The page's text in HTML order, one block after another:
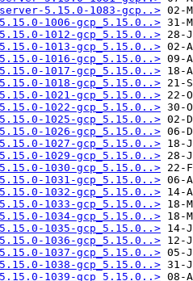
5.15.0-1083-gcp..>
1006-gcp_5.15.0..>
1012-gcp_5.15.0..>
1013-gcp_5.15.0..>
1016-gcp_5.15.0..>
1017-gcp_5.15.0..>
1018-gcp_5.15.0..>
1021-gcp_5.15.0..>
1022-gcp_5.15.0..>
1025-gcp_5.15.0..>
1026-gcp_5.15.0..>
1027-gcp_5.15.0..>
1029-gcp_5.15.0..>
1030-gcp_5.15.0..>
1031-gcp_5.15.0..>
1032-gcp_5.15.0..>
1033-gcp_5.15.0..>
1034-gcp_5.15.0..>
1035-gcp_5.15.0..>
1036-gcp_5.15.0..>
1037-gcp_5.15.0..>
1038-gcp_5.15.0..>
1039-gcp_5.15.0..>